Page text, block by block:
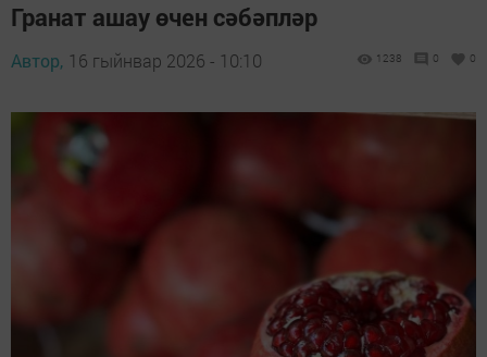
Гранат ашау өчен сәбәпләр
Автор, 16 гыйнвар 2026 - 10:10 1238 0 0